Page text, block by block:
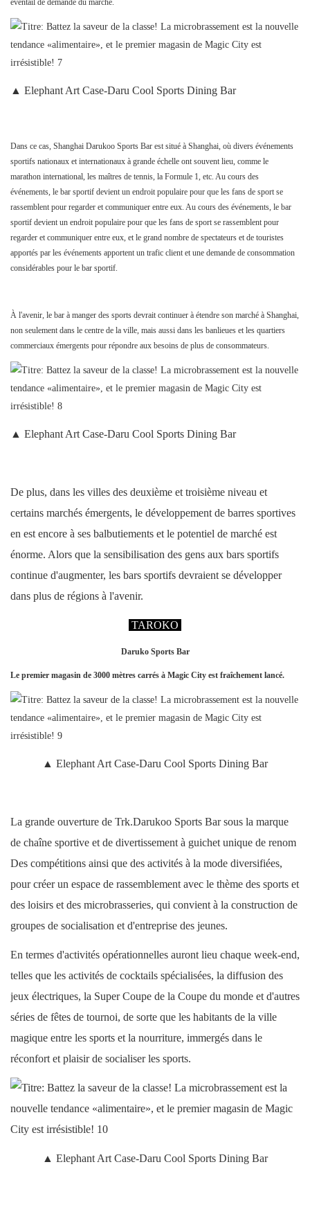
éventail de demande du marché.
▲ Elephant Art Case-Daru Cool Sports Dining Bar
Dans ce cas, Shanghai Darukoo Sports Bar est situé à Shanghai, où divers événements
sportifs nationaux et internationaux à grande échelle ont souvent lieu, comme le
marathon international, les maîtres de tennis, la Formule 1, etc. Au cours des
événements, le bar sportif devient un endroit populaire pour que les fans de sport se
rassemblent pour regarder et communiquer entre eux. Au cours des événements, le bar
sportif devient un endroit populaire pour que les fans de sport se rassemblent pour
regarder et communiquer entre eux, et le grand nombre de spectateurs et de touristes
apportés par les événements apportent un trafic client et une demande de consommation
considérables pour le bar sportif.
À l'avenir, le bar à manger des sports devrait continuer à étendre son marché à Shanghai,
non seulement dans le centre de la ville, mais aussi dans les banlieues et les quartiers
commerciaux émergents pour répondre aux besoins de plus de consommateurs.
▲ Elephant Art Case-Daru Cool Sports Dining Bar
De plus, dans les villes des deuxième et troisième niveau et
certains marchés émergents, le développement de barres sportives
en est encore à ses balbutiements et le potentiel de marché est
énorme. Alors que la sensibilisation des gens aux bars sportifs
continue d'augmenter, les bars sportifs devraient se développer
dans plus de régions à l'avenir.
TAROKO
Daruko Sports Bar
Le premier magasin de 3000 mètres carrés à Magic City est fraîchement lancé.
▲ Elephant Art Case-Daru Cool Sports Dining Bar
La grande ouverture de Trk.Darukoo Sports Bar sous la marque
de chaîne sportive et de divertissement à guichet unique de renom
Des compétitions ainsi que des activités à la mode diversifiées,
pour créer un espace de rassemblement avec le thème des sports et
des loisirs et des microbrasseries, qui convient à la construction de
groupes de socialisation et d'entreprise des jeunes.
En termes d'activités opérationnelles auront lieu chaque week-end,
telles que les activités de cocktails spécialisées, la diffusion des
jeux électriques, la Super Coupe de la Coupe du monde et d'autres
séries de fêtes de tournoi, de sorte que les habitants de la ville
magique entre les sports et la nourriture, immergés dans le
réconfort et plaisir de socialiser les sports.
▲ Elephant Art Case-Daru Cool Sports Dining Bar